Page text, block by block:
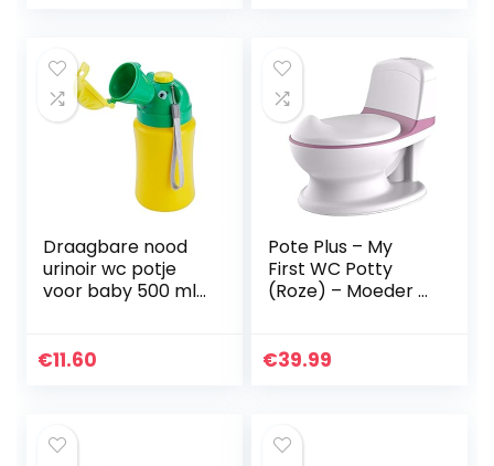
Draagbare nood
urinoir wc potje
voor baby 500 ml
reizen camping
€11.60
Pote Plus – My
First WC Potty
(Roze) – Moeder &
Goud voor Beste
€39.99